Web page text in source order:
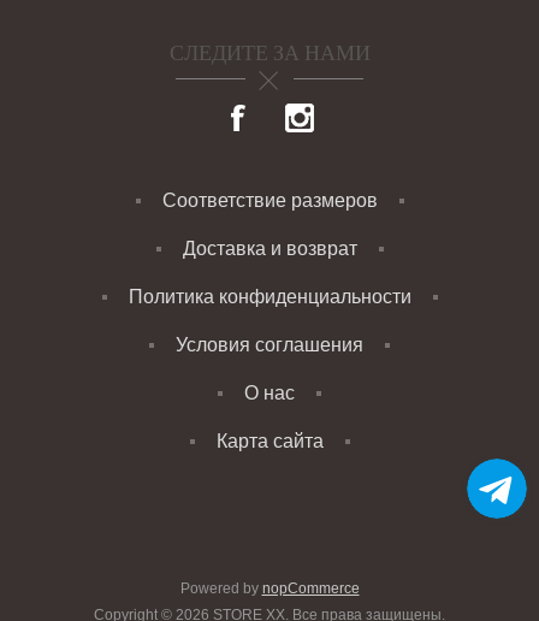
СЛЕДИТЕ ЗА НАМИ
Соответствие размеров
Доставка и возврат
Политика конфиденциальности
Условия соглашения
О нас
Карта сайта
Powered by nopCommerce
Copyright © 2026 STORE XX. Все права защищены.